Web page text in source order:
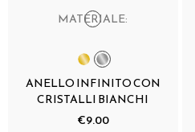
MATERIALE:
ANELLO INFINITO CON
CRISTALLI BIANCHI
€9.00